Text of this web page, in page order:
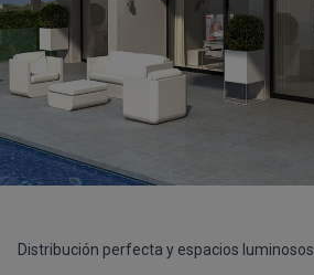
Distribución perfecta y espacios luminosos